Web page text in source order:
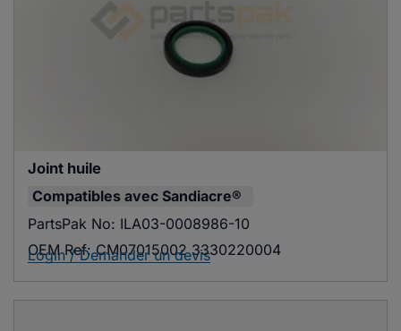
Joint huile
Compatibles avec Sandiacre®
PartsPak No: ILA03-0008986-10
OEM Ref: CM07015002 3330220004
Login / Demander un devis